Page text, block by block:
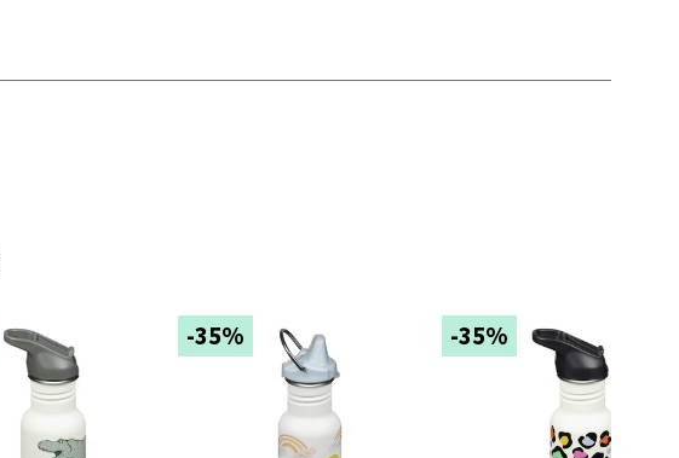
-35% -35%